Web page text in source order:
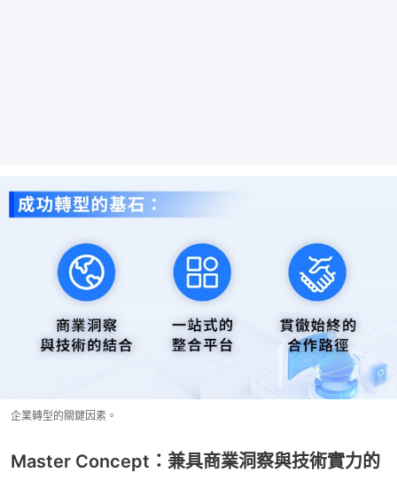
企業轉型的關鍵因素。
Master Concept：兼具商業洞察與技術實力的